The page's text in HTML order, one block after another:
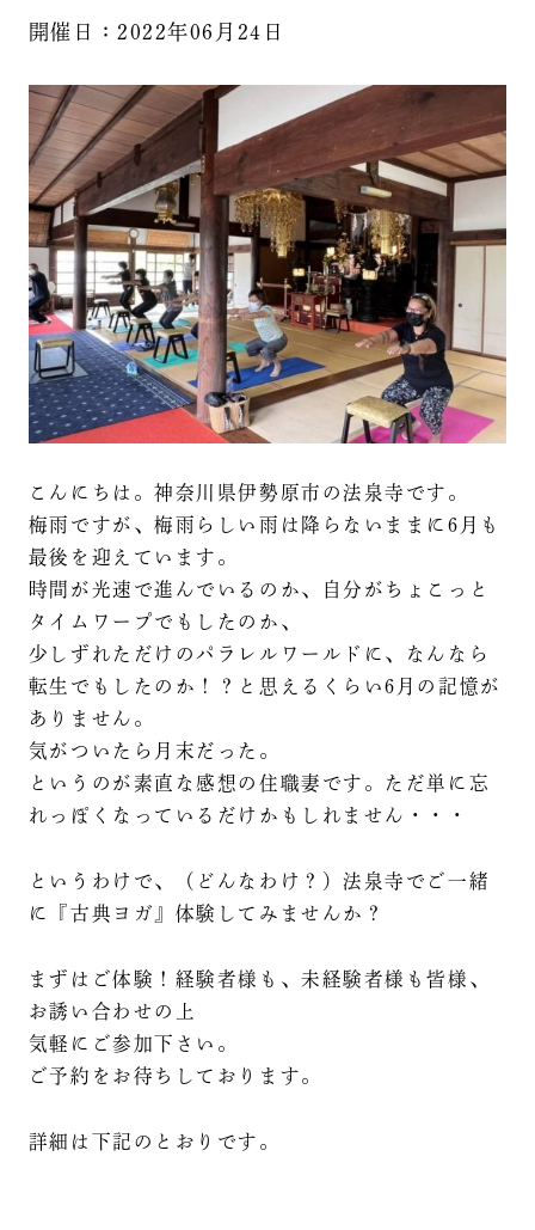
開催日：2022年06月24日
こんにちは。神奈川県伊勢原市の法泉寺です。
梅雨ですが、梅雨らしい雨は降らないままに6月も
最後を迎えています。
時間が光速で進んでいるのか、自分がちょこっと
タイムワープでもしたのか、
少しずれただけのパラレルワールドに、なんなら
転生でもしたのか！？と思えるくらい6月の記憶が
ありません。
気がついたら月末だった。
というのが素直な感想の住職妻です。ただ単に忘
れっぽくなっているだけかもしれません・・・
というわけで、（どんなわけ？）法泉寺でご一緒
に『古典ヨガ』体験してみませんか？
まずはご体験！経験者様も、未経験者様も皆様、
お誘い合わせの上
気軽にご参加下さい。
ご予約をお待ちしております。
詳細は下記のとおりです。